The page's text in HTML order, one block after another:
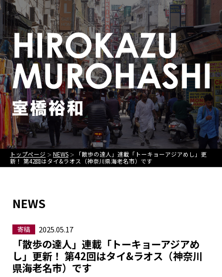
トップページ ＞ NEWS ＞
「散歩の達人」連載「トーキョーアジアめし」更
新！ 第42回はタイ&ラオス（神奈川県海老名市）です
NEWS
寄稿 2025.05.17
「散歩の達人」連載「トーキョーアジアめ
し」更新！ 第42回はタイ&ラオス（神奈川
県海老名市）です